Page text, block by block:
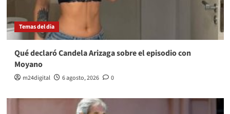
Temas del dia
Qué declaró Candela Arizaga sobre el episodio con
Moyano
m24digital 6 agosto, 2026 0